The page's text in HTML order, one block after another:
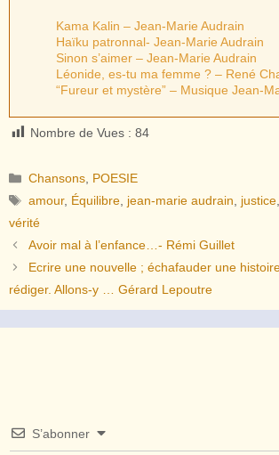
Kama Kalin – Jean-Marie Audrain
Haïku patronnal- Jean-Marie Audrain
Sinon s’aimer – Jean-Marie Audrain
Léonide, es-tu ma femme ? – René
“Fureur et mystère” – Musique Jean-
Nombre de Vues : 84
Catégories
Chansons POESIE
Étiquettes
amour, Équilibre jean-marie audrain justice
vérité
Avoir mal à l’enfance…- Rémi Guillet
Ecrire une nouvelle ; échafauder une
rédiger. Allons-y … Gérard Lepoutre
S’abonner